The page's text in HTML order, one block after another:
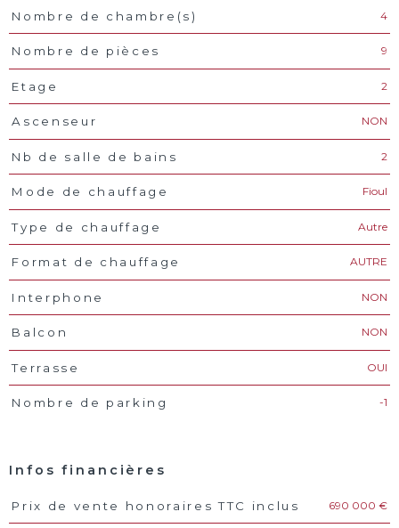
Nombre de chambre(s) 4
Nombre de pièces 9
Etage 2
Ascenseur NON
Nb de salle de bains 2
Mode de chauffage Fioul
Type de chauffage Autre
Format de chauffage AUTRE
Interphone NON
Balcon NON
Terrasse OUI
Nombre de parking -1
Infos financières
Caractéristiques Valeurs
Prix de vente honoraires TTC inclus 690 000 €